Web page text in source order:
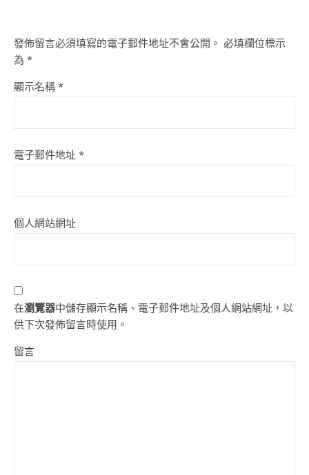
發佈留言必須填寫的電子郵件地址不會公開。 必填欄位標示
為 *
顯示名稱 *
電子郵件地址 *
個人網站網址
在瀏覽器中儲存顯示名稱、電子郵件地址及個人網站網址，以
供下次發佈留言時使用。
留言